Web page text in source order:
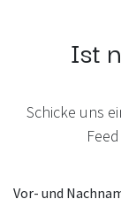
Ist
Schicke uns
Vor- und